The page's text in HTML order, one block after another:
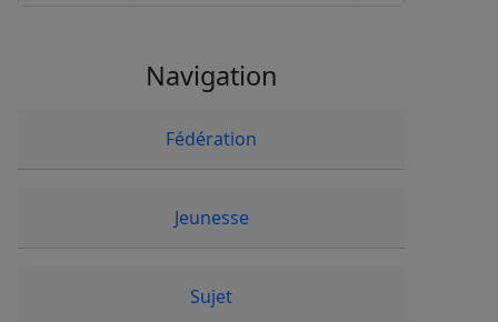
Navigation
Fédération
Jeunesse
Sujet